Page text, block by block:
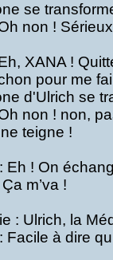
se
non !
XANA !
pour me
d'Ulrich se
non ! non,
teigne !
Eh ! On
m’va !
: Ulrich, la
Facile à dire